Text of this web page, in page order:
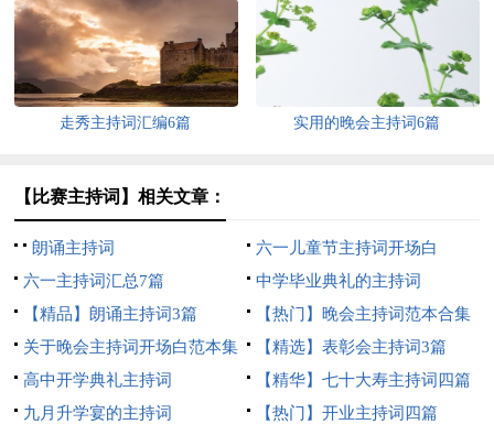
五篇
走秀主持词汇编6篇 实用的晚会主持词6篇
【比赛主持词】相关文章：
朗诵主持词
六一儿童节主持词开场白
六一主持词汇总7篇
中学毕业典礼的主持词
【精品】朗诵主持词3篇
【热门】晚会主持词范本合集
6篇
关于晚会主持词开场白范本集
锦八篇
【精选】表彰会主持词3篇
高中开学典礼主持词
【精华】七十大寿主持词四篇
九月升学宴的主持词
【热门】开业主持词四篇